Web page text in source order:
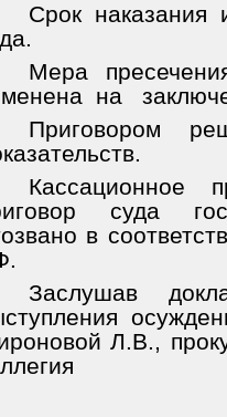
Срок наказания
Мера
на
Приговором
Кассационное
суда
в
Заслушав
Л.В.,